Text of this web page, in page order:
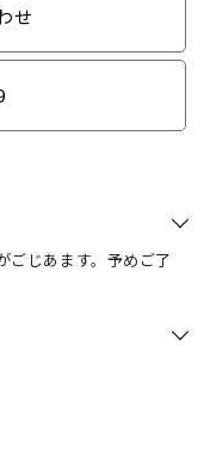
せ
ごじあます。予めご了